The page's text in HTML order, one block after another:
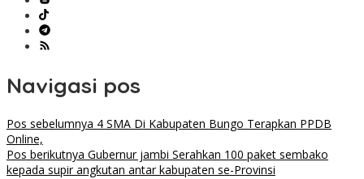
Navigasi pos
Pos sebelumnya 4 SMA Di Kabupaten Bungo Terapkan PPDB
Online,
Pos berikutnya Gubernur jambi Serahkan 100 paket sembako
kepada supir angkutan antar kabupaten se-Provinsi